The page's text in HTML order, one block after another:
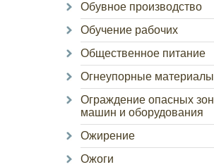
Обувное производство
Обучение рабочих
Общественное питание
Огнеупорные материалы
Ограждение опасных зон
машин и оборудования
Ожирение
Ожоги